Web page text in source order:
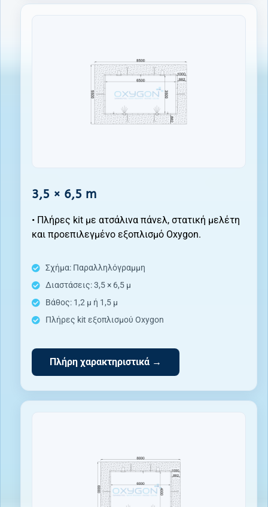
3,5 × 6,5 m
• Πλήρες kit με ατσάλινα πάνελ, στατική μελέτη
και προεπιλεγμένο εξοπλισμό Oxygon.
Σχήμα: Παραλληλόγραμμη
Διαστάσεις: 3,5 × 6,5 μ
Βάθος: 1,2 μ ή 1,5 μ
Πλήρες kit εξοπλισμού Oxygon
Πλήρη χαρακτηριστικά →